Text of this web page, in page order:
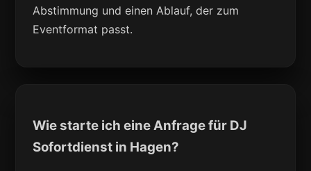
Abstimmung und einen Ablauf, der zum
Eventformat passt.
Wie starte ich eine Anfrage für DJ
Sofortdienst in Hagen?